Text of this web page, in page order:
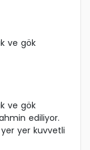
ve gök
ve gök
ediliyor.
yer kuvvetli